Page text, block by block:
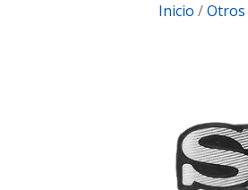
Inicio /Otros